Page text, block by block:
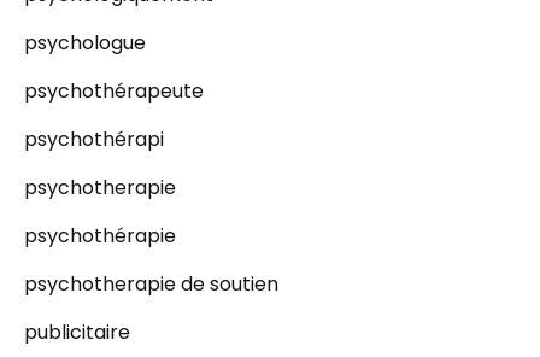
psychologue
psychothérapeute
psychothérapi
psychotherapie
psychothérapie
psychotherapie de soutien
publicitaire